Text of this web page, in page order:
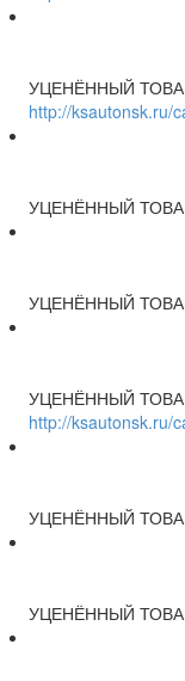
УЦЕНЁННЫЙ
http://ksautonsk.ru/
УЦЕНЁННЫЙ
УЦЕНЁННЫЙ
УЦЕНЁННЫЙ
http://ksautonsk.ru/
УЦЕНЁННЫЙ
УЦЕНЁННЫЙ